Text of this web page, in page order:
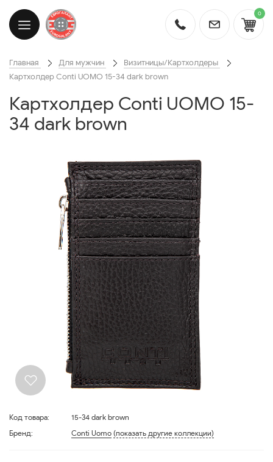
0
Главная Для мужчин
Визитницы/Картхолдеры
Картхолдер Conti UOMO 15-34 dark brown
Картхолдер Conti UOMO 15-
34 dark brown
Код товара:
15-34 dark brown
Бренд:
Conti Uomo (показать другие коллекции)